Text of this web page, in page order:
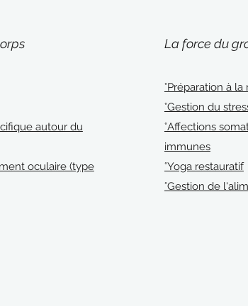
autour du
oculaire (type
La force du
°Préparation à la
°Gestion du
°Affections
immunes
°Yoga restauratif
°Gestion de